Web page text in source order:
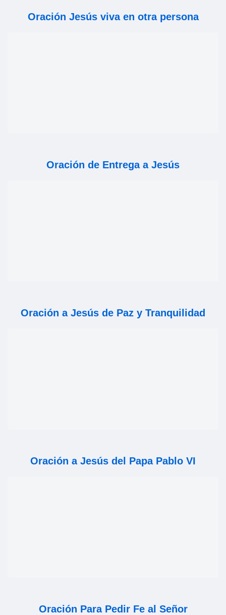
Oración Jesús viva en otra persona
Oración de Entrega a Jesús
Oración a Jesús de Paz y Tranquilidad
Oración a Jesús del Papa Pablo VI
Oración Para Pedir Fe al Señor